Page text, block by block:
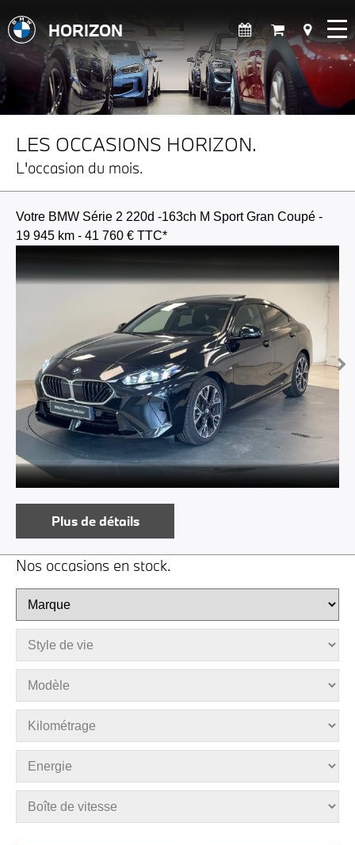
HORIZON
LES OCCASIONS HORIZON.
L'occasion du mois.
Votre BMW Série 2 220d -163ch M Sport Gran Coupé -
19 945 km - 41 760 € TTC*
Plus de détails
Nos occasions en stock.